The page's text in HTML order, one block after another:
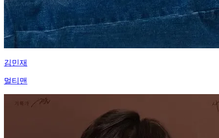
김민재
멀티맨